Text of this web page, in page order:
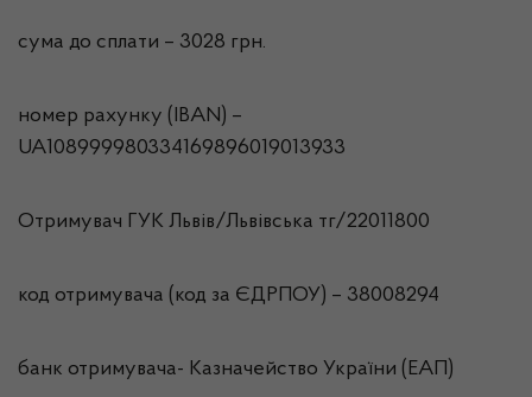
сума до сплати – 3028 грн.
номер рахунку (IBAN) –
UA108999980334169896019013933
Отримувач ГУК Львiв/Львівська тг/22011800
код отримувача (код за ЄДРПОУ) – 38008294
банк отримувача- Казначейство України (ЕАП)